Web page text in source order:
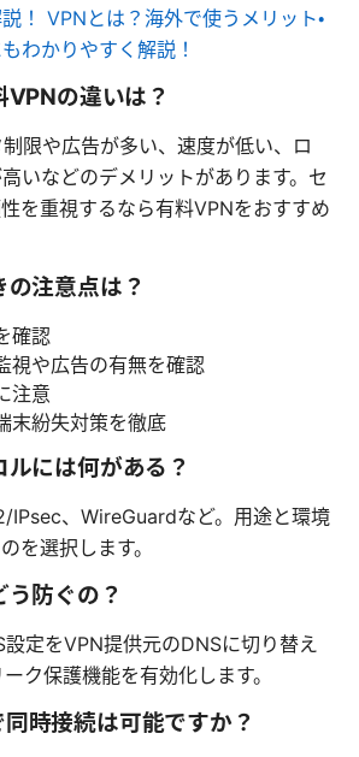
！ VPNとは？海外で使うメリット・
わかりやすく解説！
の違いは？
限や広告が多い、速度が低い、ロ
いなどのデメリットがあります。セ
を重視するなら有料VPNをおすすめ
注意点は？
確認
視や広告の有無を確認
注意
末紛失対策を徹底
には何がある？
IPsec、WireGuardなど。用途と環境
を選択します。
防ぐの？
定をVPN提供元のDNSに切り替え
ク保護機能を有効化します。
時接続は可能ですか？